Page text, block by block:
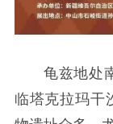
龟兹地处
临塔克拉玛干